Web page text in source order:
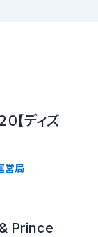
【ディズ
営局
Prince